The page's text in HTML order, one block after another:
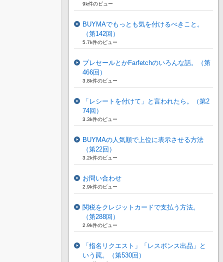
9k件のビュー
BUYMAでもっとも気を付けるべきこと。
（第142回）
5.7k件のビュー
プレセールとかFarfetchのいろんな話。（第
466回）
3.8k件のビュー
「レシートを付けて」と言われたら。（第2
74回）
3.3k件のビュー
BUYMAの人気順で上位に表示させる方法
（第22回）
3.2k件のビュー
お問い合わせ
2.9k件のビュー
関税をクレジットカードで支払う方法。
（第288回）
2.9k件のビュー
「指名リクエスト」「レスポンス出品」と
いう罠。（第530回）